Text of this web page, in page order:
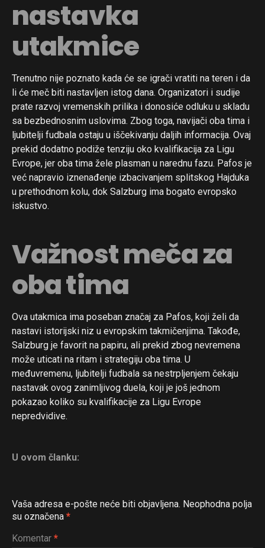
nastavka
utakmice
Trenutno nije poznato kada će se igrači vratiti na teren i da
li će meč biti nastavljen istog dana. Organizatori i sudije
prate razvoj vremenskih prilika i donosiće odluku u skladu
sa bezbednosnim uslovima. Zbog toga, navijači oba tima i
ljubitelji fudbala ostaju u iščekivanju daljih informacija. Ovaj
prekid dodatno podiže tenziju oko kvalifikacija za Ligu
Evrope, jer oba tima žele plasman u narednu fazu. Pafos je
već napravio iznenađenje izbacivanjem splitskog Hajduka
u prethodnom kolu, dok Salzburg ima bogato evropsko
iskustvo.
Važnost meča za
oba tima
Ova utakmica ima poseban značaj za Pafos, koji želi da
nastavi istorijski niz u evropskim takmičenjima. Takođe,
Salzburg je favorit na papiru, ali prekid zbog nevremena
može uticati na ritam i strategiju oba tima. U
međuvremenu, ljubitelji fudbala sa nestrpljenjem čekaju
nastavak ovog zanimljivog duela, koji je još jednom
pokazao koliko su kvalifikacije za Ligu Evrope
nepredvidive.
U ovom članku:
Vaša adresa e-pošte neće biti objavljena. Neophodna polja
su označena *
Komentar *